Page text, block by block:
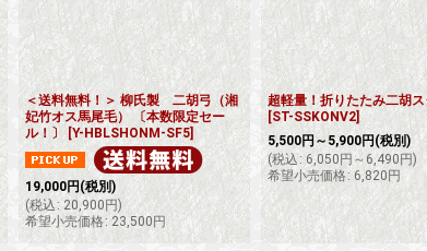
＜送料無料！＞ 柳氏製 二胡弓（湘
妃竹オス馬尾毛） 〔本数限定セー
ル！〕
[Y-HBLSHONM-SF5]
19,000円 (税別)
(税込: 20,900円)
希望小売価格: 23,500 円
超軽量！折りたたみ二胡
[ST-SSKONV2]
5,500円 ～5,900円 (税別)
(税込 : 6,050円 ～6,490 円)
希望小売価格: 6,820 円